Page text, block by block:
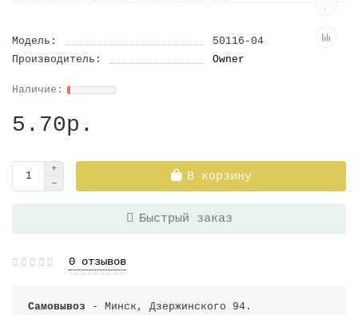
Модель:
50116-04
Производитель:
Owner
5.70р.
В корзину
Быстрый заказ
0 отзывов
Самовывоз - Минск, Дзержинского 94.